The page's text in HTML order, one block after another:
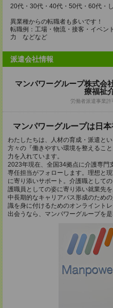
20代・30代・40代・50代・60代・
異業種からの転職者も多いです！
転職例：工場・物流・接客・イベン
力 などなど
派遣会社情報
マンパワーグループ株式
療福祉
労働者派遣事業
マンパワーグループは日
わたしたちは、人材の育成・派遣と
方々の『働きやすい環境を整えるこ
力を入れています。
2023年現在、全国34拠点に介護専門
専任担当がフォローします。理想と
に寄り添いサポート。介護職として
護職員としての姿に寄り添い就業先を
中長期的なキャリアパス形成のため
識を身に付けるためのオンライント
出会うなら、マンパワーグループを